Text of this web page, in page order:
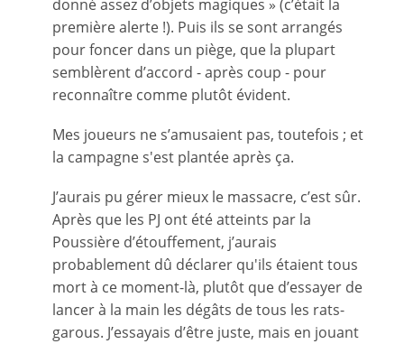
donné assez d’objets magiques » (c’était la
première alerte !). Puis ils se sont arrangés
pour foncer dans un piège, que la plupart
semblèrent d’accord - après coup - pour
reconnaître comme plutôt évident.
Mes joueurs ne s’amusaient pas, toutefois ; et
la campagne s'est plantée après ça.
J’aurais pu gérer mieux le massacre, c’est sûr.
Après que les PJ ont été atteints par la
Poussière d’étouffement, j’aurais
probablement dû déclarer qu'ils étaient tous
mort à ce moment-là, plutôt que d’essayer de
lancer à la main les dégâts de tous les rats-
garous. J’essayais d’être juste, mais en jouant